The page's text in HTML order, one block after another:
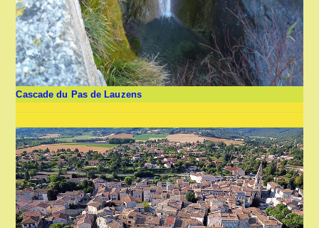
Cascade du Pas de Lauzens